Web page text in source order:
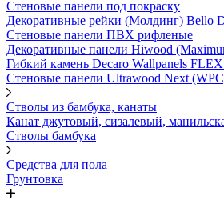
Стеновые панели под покраску
Декоративные рейки (Молдинг) Bello
Стеновые панели ПВХ рифленыe
Декоративные панели Hiwood
Гибкий камень Decaro Wallpanels
Стеновые панели Ultrawood Next
Стволы из бамбука, канаты
Канат джутовый, сизалевый,
Стволы бамбука
Средства для пола
Грунтовка